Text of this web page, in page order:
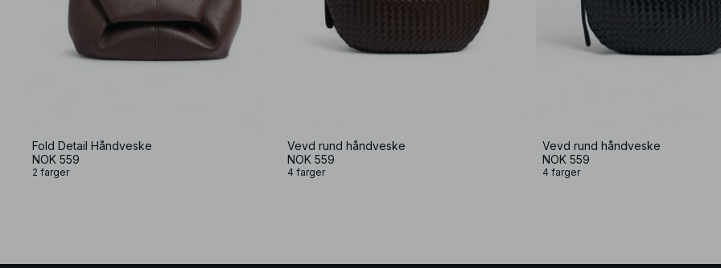
Fold Detail Håndveske
NOK 559
2 farger
Vevd rund håndveske
NOK 559
4 farger
Vevd rund håndveske
NOK 559
4 farger